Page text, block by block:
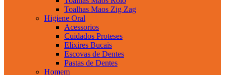
Toalhas Maos Zig Zag
Higiene Oral
Acessorios
Cuidados Proteses
Elixires Bucais
Escovas de Dentes
Pastas de Dentes
Homem